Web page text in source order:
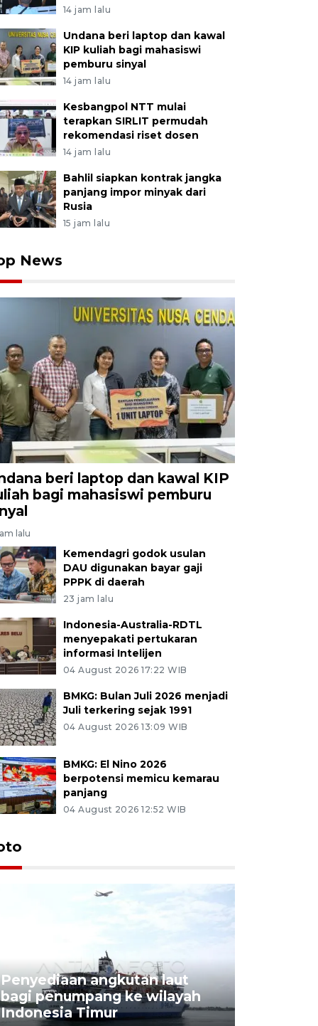
14 jam lalu
Undana beri laptop dan kawal
KIP kuliah bagi mahasiswi
pemburu sinyal
14 jam lalu
Kesbangpol NTT mulai
terapkan SIRLIT permudah
rekomendasi riset dosen
14 jam lalu
Bahlil siapkan kontrak jangka
panjang impor minyak dari
Rusia
15 jam lalu
News
beri laptop dan kawal KIP
bagi mahasiswi pemburu
lalu
Kemendagri godok usulan
DAU digunakan bayar gaji
PPPK di daerah
23 jam lalu
Indonesia-Australia-RDTL
menyepakati pertukaran
informasi Intelijen
04 August 2026 17:22 WIB
BMKG: Bulan Juli 2026 menjadi
Juli terkering sejak 1991
04 August 2026 13:09 WIB
BMKG: El Nino 2026
berpotensi memicu kemarau
panjang
04 August 2026 12:52 WIB
Penyediaan angkutan laut
bagi penumpang ke wilayah
Indonesia Timur